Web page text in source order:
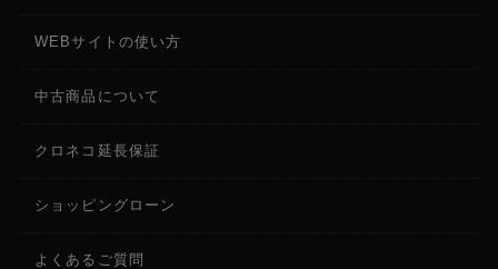
WEBサイトの使い方
中古商品について
クロネコ延長保証
ショッピングローン
よくあるご質問